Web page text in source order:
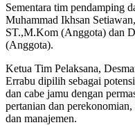
Sementara tim pendamping
Muhammad Ikhsan
ST.,M.Kom (Anggota) dan
(Anggota).
Ketua Tim Pelaksana,
Errabu dipilih sebagai
dan cabe jamu dengan
pertanian dan
dan manajemen.